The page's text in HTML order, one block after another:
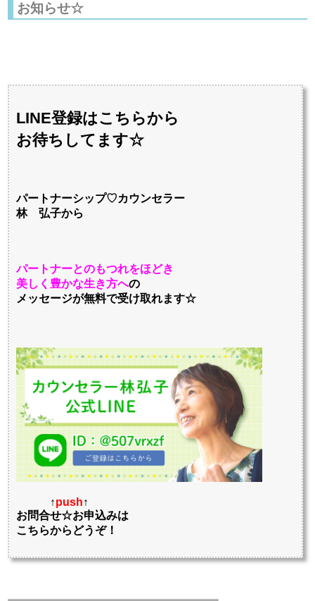
お知らせ☆
LINE登録はこちらから
お待ちしてます☆
パートナーシップ♡カウンセラー
林 弘子から
パートナーとのもつれをほどき
美しく豊かな生き方への
メッセージが無料で受け取れます☆
↑push↑
お問合せ☆お申込みは
こちらからどうぞ！